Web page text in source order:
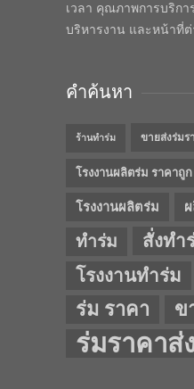
เวลา คุณภาพการบริก
บริหารงาน และหน้าที่ต่
คำค้นหา
ร้านทำร่ม ขายส่งร่มร
โรงงานผลิตร่ม ราคาถูก
โรงงานผลิตร่ม
ทำร่ม
สั่งทำ
โรงงานทำร่ม
ร่ม ราคา ข
ร่มราคาส่